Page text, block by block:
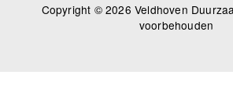
Copyright © 2026 Veldhoven
voorbehouden